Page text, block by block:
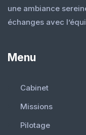
une ambiance
échanges avec
Menu
Cabinet
Missions
Pilotage